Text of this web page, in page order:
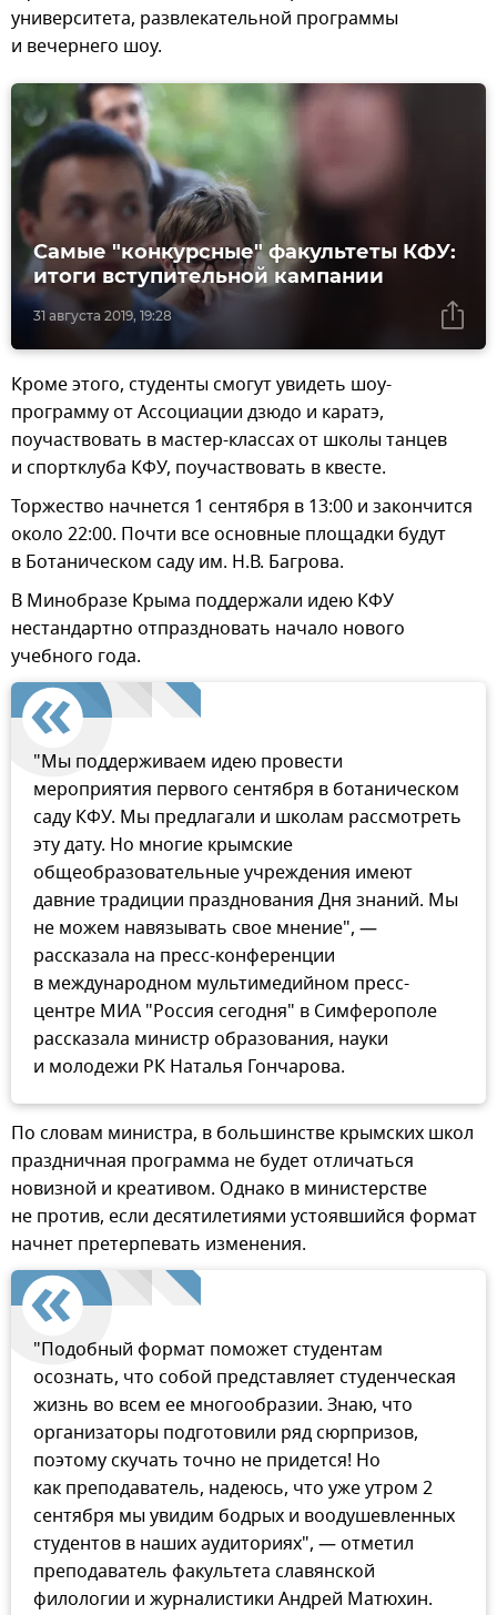
университета, развлекательной программы
и вечернего шоу.
31 августа 2019, 19:28
Самые "конкурсные" факультеты КФУ:
итоги вступительной кампании
Кроме этого, студенты смогут увидеть шоу-
программу от Ассоциации дзюдо и каратэ,
поучаствовать в мастер-классах от школы танцев
и спортклуба КФУ, поучаствовать в квесте.
Торжество начнется 1 сентября в 13:00 и закончится
около 22:00. Почти все основные площадки будут
в Ботаническом саду им. Н.В. Багрова.
В Минобразе Крыма поддержали идею КФУ
нестандартно отпраздновать начало нового
учебного года.
"Мы поддерживаем идею провести
мероприятия первого сентября в ботаническом
саду КФУ. Мы предлагали и школам рассмотреть
эту дату. Но многие крымские
общеобразовательные учреждения имеют
давние традиции празднования Дня знаний. Мы
не можем навязывать свое мнение", —
рассказала на пресс-конференции
в международном мультимедийном пресс-
центре МИА "Россия сегодня" в Симферополе
рассказала министр образования, науки
и молодежи РК Наталья Гончарова.
По словам министра, в большинстве крымских школ
праздничная программа не будет отличаться
новизной и креативом. Однако в министерстве
не против, если десятилетиями устоявшийся формат
начнет претерпевать изменения.
"Подобный формат поможет студентам
осознать, что собой представляет студенческая
жизнь во всем ее многообразии. Знаю, что
организаторы подготовили ряд сюрпризов,
поэтому скучать точно не придется! Но
как преподаватель, надеюсь, что уже утром 2
сентября мы увидим бодрых и воодушевленных
студентов в наших аудиториях", — отметил
преподаватель факультета славянской
филологии и журналистики Андрей Матюхин.